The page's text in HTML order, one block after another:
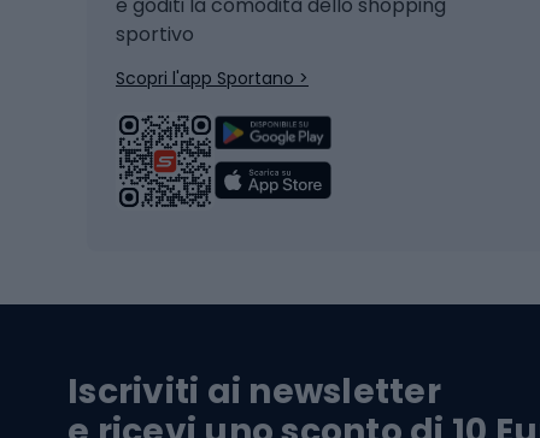
Snowboard
Skitouring
Pattini da ghiaccio
Biciclette
Biciclette da strada
Biciclette da ghiaia
Biciclette per bambini
Sci
Sci
e goditi la comodità dello shopping
sportivo
Scopri l'app Sportano >
Iscriviti ai newsletter